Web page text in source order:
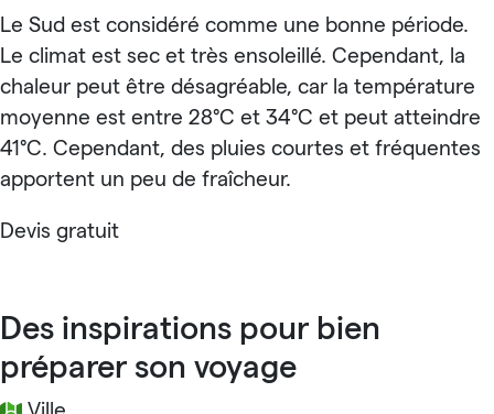
Le Sud est considéré comme une bonne période.
Le climat est sec et très ensoleillé. Cependant, la
chaleur peut être désagréable, car la température
moyenne est entre 28°C et 34°C et peut atteindre
41°C. Cependant, des pluies courtes et fréquentes
apportent un peu de fraîcheur.
Devis gratuit
Des inspirations pour bien
préparer son voyage